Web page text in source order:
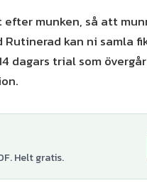
munken, så att
kan ni samla
dagars trial som
Helt gratis.